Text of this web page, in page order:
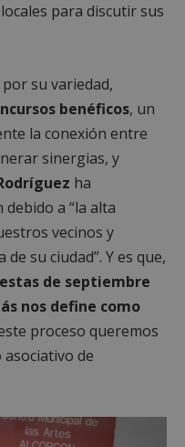
para discutir sus
su variedad,
benéficos, un
la conexión entre
sinergias, y
ha
a “la alta
vecinos y
su ciudad”. Y es que,
de septiembre
nos define como
proceso queremos
de